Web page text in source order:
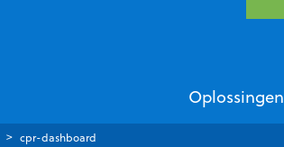
Oplossingen
cpr-dashboard